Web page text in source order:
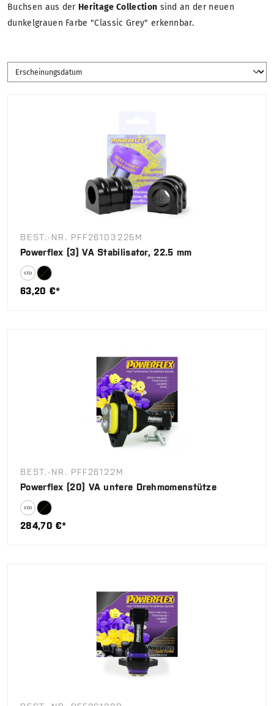
Buchsen aus der Heritage Collection sind an der neuen
dunkelgrauen Farbe "Classic Grey" erkennbar.
BEST.-NR. PFF26103225M
Powerflex (3) VA Stabilisator, 22.5 mm
63,20 €*
BEST.-NR. PFF26122M
Powerflex (20) VA untere Drehmomenstütze
284,70 €*